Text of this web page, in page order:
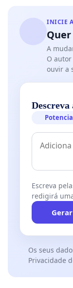
INICIE
A
O
ouvir a
Escreva
redigirá
Os seus
Privacidade